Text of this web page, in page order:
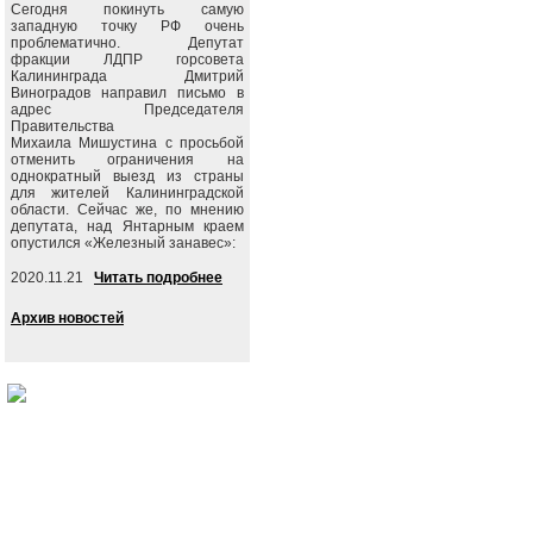
Сегодня покинуть самую
западную точку РФ очень
проблематично. Депутат
фракции ЛДПР горсовета
Калининграда Дмитрий
Виноградов направил письмо в
адрес Председателя
Правительства
Михаила Мишустина с просьбой
отменить ограничения на
однократный выезд из страны
для жителей Калининградской
области. Сейчас же, по мнению
депутата, над Янтарным краем
опустился «Железный занавес»:
2020.11.21 Читать подробнее
Архив новостей